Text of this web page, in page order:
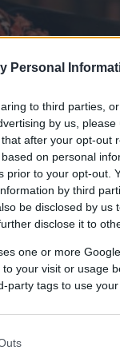
Personal
to third parties,
by us,
after your opt-out
on personal
prior to your opt-out.
by third
be disclosed by us
disclose it to
one or more
your visit or usage
party tags to use
az énekes
előre hallották
ha egy anya
21. századot;
Másvalaki –
meg a nők;
eldalolná
nagyon gyatra
ki kegyetlenül
az a címe, hogy